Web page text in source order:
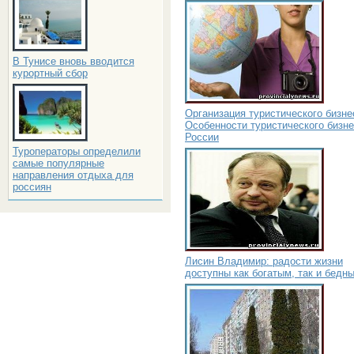
В Тунисе вновь вводится
курортный сбор
Туроператоры определили
самые популярные
направления отдыха для
россиян
Организация туристического
Особенности туристического
России
Лисин Владимир: радости жизни
доступны как богатым, так и